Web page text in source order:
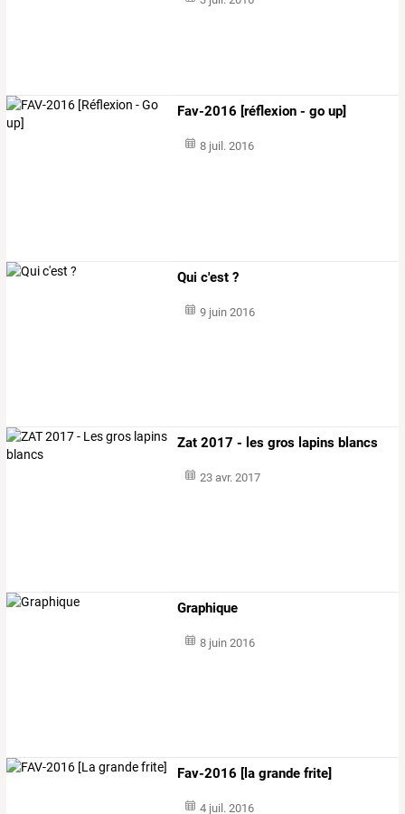
Fav-2016 [réflexion - go up]
8 juil. 2016
Qui c'est ?
9 juin 2016
Zat 2017 - les gros lapins blancs
23 avr. 2017
Graphique
8 juin 2016
Fav-2016 [la grande frite]
4 juil. 2016